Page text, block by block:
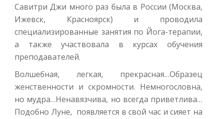
Савитри Джи много раз была в России (Москва,
Ижевск, Красноярск) и проводила
специализированные занятия по Йога-терапии,
а также участвовала в курсах обучения
преподавателей.
Волшебная, легкая, прекрасная…Образец
женственности и скромности. Немногословна,
но мудра…Ненавязчива, но всегда приветлива…
Подобно Луне, появляется в свой час и сияет на